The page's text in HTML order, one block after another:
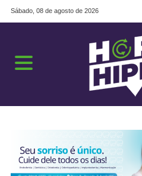
Sábado, 08 de agosto de 2026